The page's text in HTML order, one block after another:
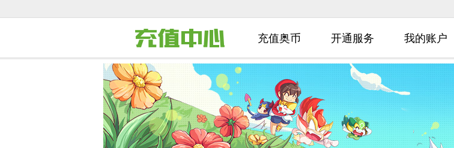
充值奥币 开通服务 我的账户